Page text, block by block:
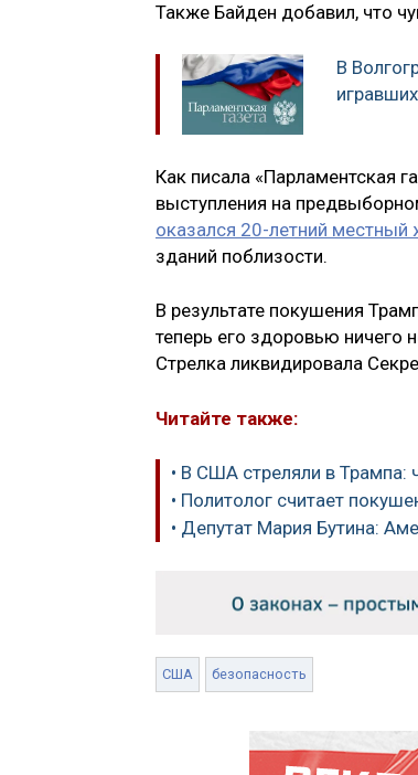
Также Байден добавил, что
В
Как писала «Парламентская
выступления на
оказался 20-летний местный
зданий поблизости.
В результате покушения
теперь его здоровью ничего
Стрелка ликвидировала
Читайте также:
• В США стреляли в Трампа:
• Политолог считает
• Депутат Мария Бутина:
США безопасность